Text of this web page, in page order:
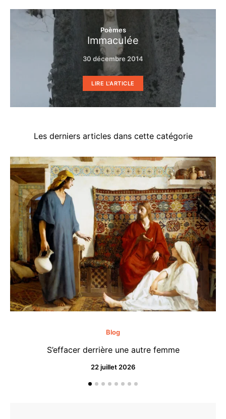
Poèmes
Immaculée
30 décembre 2014
LIRE L'ARTICLE
Les derniers articles dans cette catégorie
Blog
S’effacer derrière une autre femme
22 juillet 2026